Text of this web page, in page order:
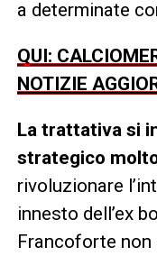
a determinate
QUI:
NOTIZIE
La trattativa si
strategico
rivoluzionare
innesto dell’ex
Francoforte